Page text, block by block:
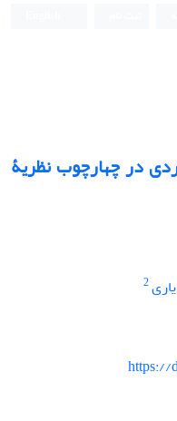
در چهارچوب نظریۀ
2
https://